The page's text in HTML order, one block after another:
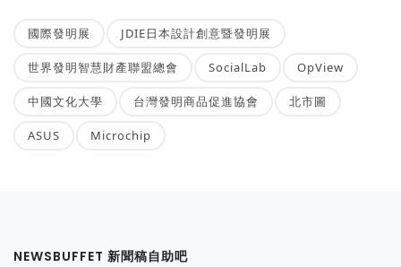
國際發明展 JDIE日本設計創意暨發明展
世界發明智慧財產聯盟總會 SocialLab OpView
中國文化大學 台灣發明商品促進協會 北市圖
ASUS Microchip
NEWSBUFFET 新聞稿自助吧